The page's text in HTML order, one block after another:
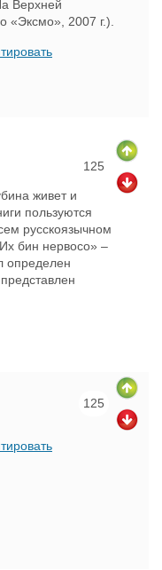
Верхней
«Эксмо», 2007 г.).
125
живет и
пользуются
русскоязычном
бин нервосо» –
определен
125